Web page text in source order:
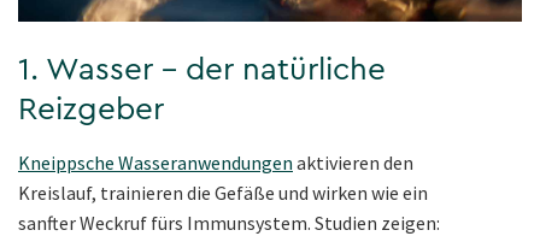
1. Wasser – der natürliche
Reizgeber
Kneippsche Wasseranwendungen aktivieren den
Kreislauf, trainieren die Gefäße und wirken wie ein
sanfter Weckruf fürs Immunsystem. Studien zeigen: